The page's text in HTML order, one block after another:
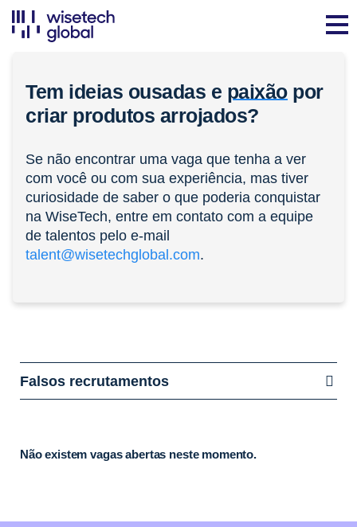
Tem ideias ousadas e paixãopor
criar produtos arrojados?
Se não encontrar uma vaga que tenha a ver
com você ou com sua experiência, mas tiver
curiosidade de saber o que poderia conquistar
na WiseTech, entre em contato com a equipe
de talentos pelo e-mail
talent@wisetechglobal.com.
Falsos recrutamentos
Não existem vagas abertas neste momento.